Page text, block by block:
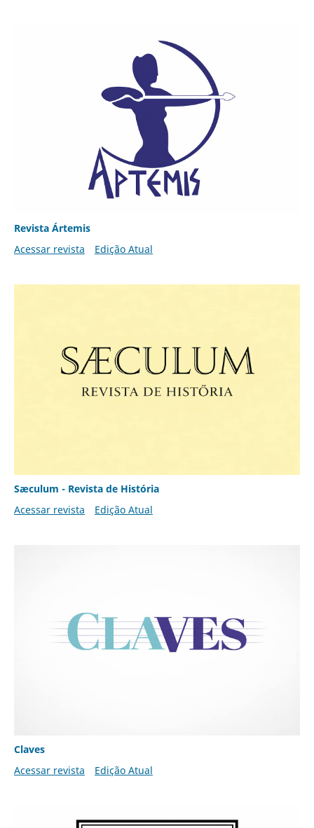
Revista Ártemis
Acessar revista
Edição Atual
Sæculum - Revista de História
Acessar revista
Edição Atual
Claves
Acessar revista
Edição Atual